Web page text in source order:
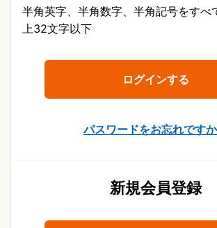
半角英字、半角数字、半角記号をすべ
上32文字以下
パスワードをお忘れです
新規会員登録